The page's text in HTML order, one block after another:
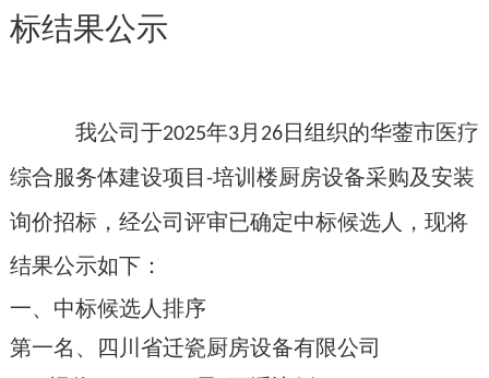
标结果公示
我公司于2025年3月 26日组织的华蓥市医疗
综合服务体建设项目 -培训楼厨房设备采购及安装
询价招标，经公司评审已确定中标候选人，现将
结果公示如下：
一、中标候选人排序
第一名、四川省迁瓷厨房设备有限公司